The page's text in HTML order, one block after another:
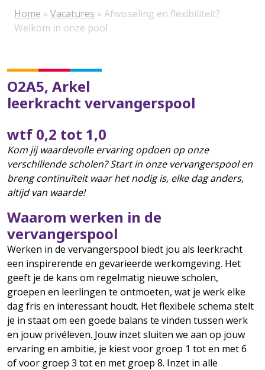
Home » Vacatures » Afwisseling en flexibiliteit?
Welkom in onze pool
O2A5, Arkel
leerkracht vervangerspool
wtf 0,2 tot 1,0
Kom jij waardevolle ervaring opdoen op onze
verschillende scholen? Start in onze vervangerspool en
breng continuïteit waar het nodig is, elke dag anders,
altijd van waarde!
Waarom werken in de
vervangerspool
Werken in de vervangerspool biedt jou als leerkracht
een inspirerende en gevarieerde werkomgeving. Het
geeft je de kans om regelmatig nieuwe scholen,
groepen en leerlingen te ontmoeten, wat je werk elke
dag fris en interessant houdt. Het flexibele schema stelt
je in staat om een goede balans te vinden tussen werk
en jouw privéleven. Jouw inzet sluiten we aan op jouw
ervaring en ambitie, je kiest voor groep 1 tot en met 6
of voor groep 3 tot en met groep 8. Inzet in alle